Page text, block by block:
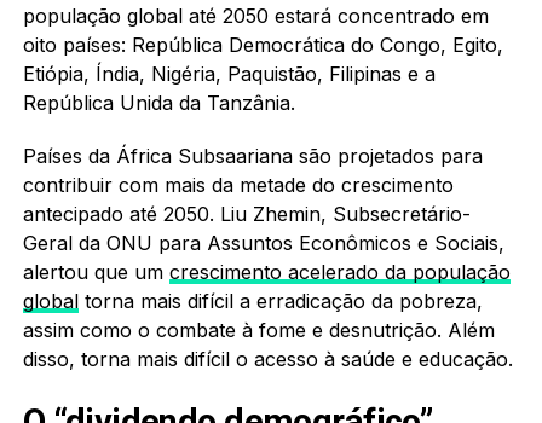
população global até 2050 estará concentrado em
oito países: República Democrática do Congo, Egito,
Etiópia, Índia, Nigéria, Paquistão, Filipinas e a
República Unida da Tanzânia.
Países da África Subsaariana são projetados para
contribuir com mais da metade do crescimento
antecipado até 2050. Liu Zhemin, Subsecretário-
Geral da ONU para Assuntos Econômicos e Sociais,
alertou que um crescimento acelerado da população
globaltorna mais difícil a erradicação da pobreza,
assim como o combate à fome e desnutrição. Além
disso, torna mais difícil o acesso à saúde e educação.